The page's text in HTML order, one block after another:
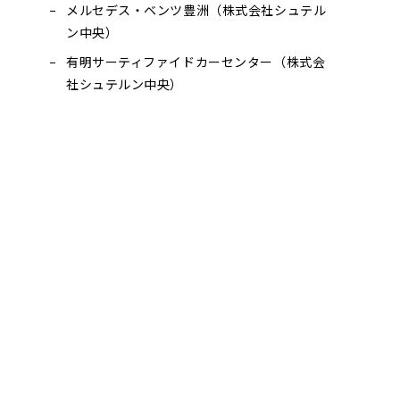
メルセデス・ベンツ豊洲（株式会社シュテル
ン中央）
有明サーティファイドカーセンター（株式会
社シュテルン中央）